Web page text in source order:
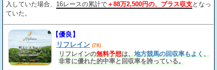
入していた場合、 16レースの累計で ＋88万2,500円の、プラス収支となっ
ていた。
【優良】
リフレイン (78)
リフレインの無料予想は、地方競馬の回収率もよく、
非常に優れた的中率と回収率を誇っている。